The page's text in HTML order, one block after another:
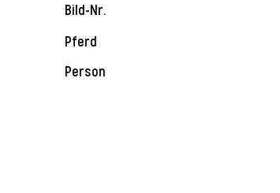
Bild-Nr.
Pferd
Person